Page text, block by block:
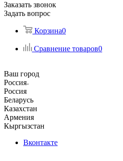
Заказать звонок
Задать вопрос
Корзина0
Сравнение товаров0
Ваш город
Россия
Россия
Беларусь
Казахстан
Армения
Кыргызстан
Вконтакте